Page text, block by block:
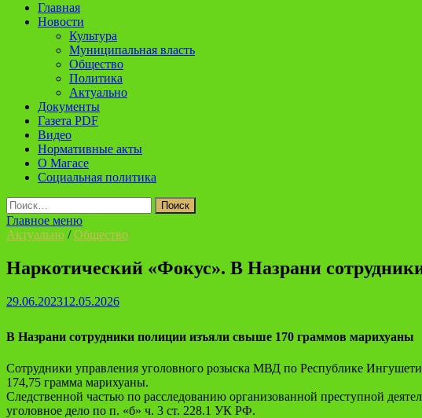
Главная
Новости
Культура
Муниципальная власть
Общество
Политика
Актуально
Документы
Газета PDF
Видео
Нормативные акты
О Магасе
Социальная политика
Найти:
Главное меню
Актуально /Общество
Наркотический «Фокус». В Назрани
29.06.202312.05.2026
В Назрани сотрудники полиции изъяли свыше 170 граммов марихуаны
Сотрудники управления уголовного розыска МВД по Республике
174,75 грамма марихуаны.
Следственной частью по расследованию организованной преступной
уголовное дело по п. «б» ч. 3 ст. 228.1 УК РФ.